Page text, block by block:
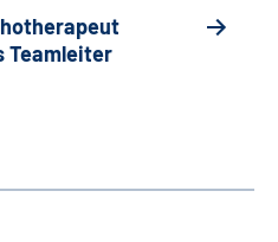
Teamleiter